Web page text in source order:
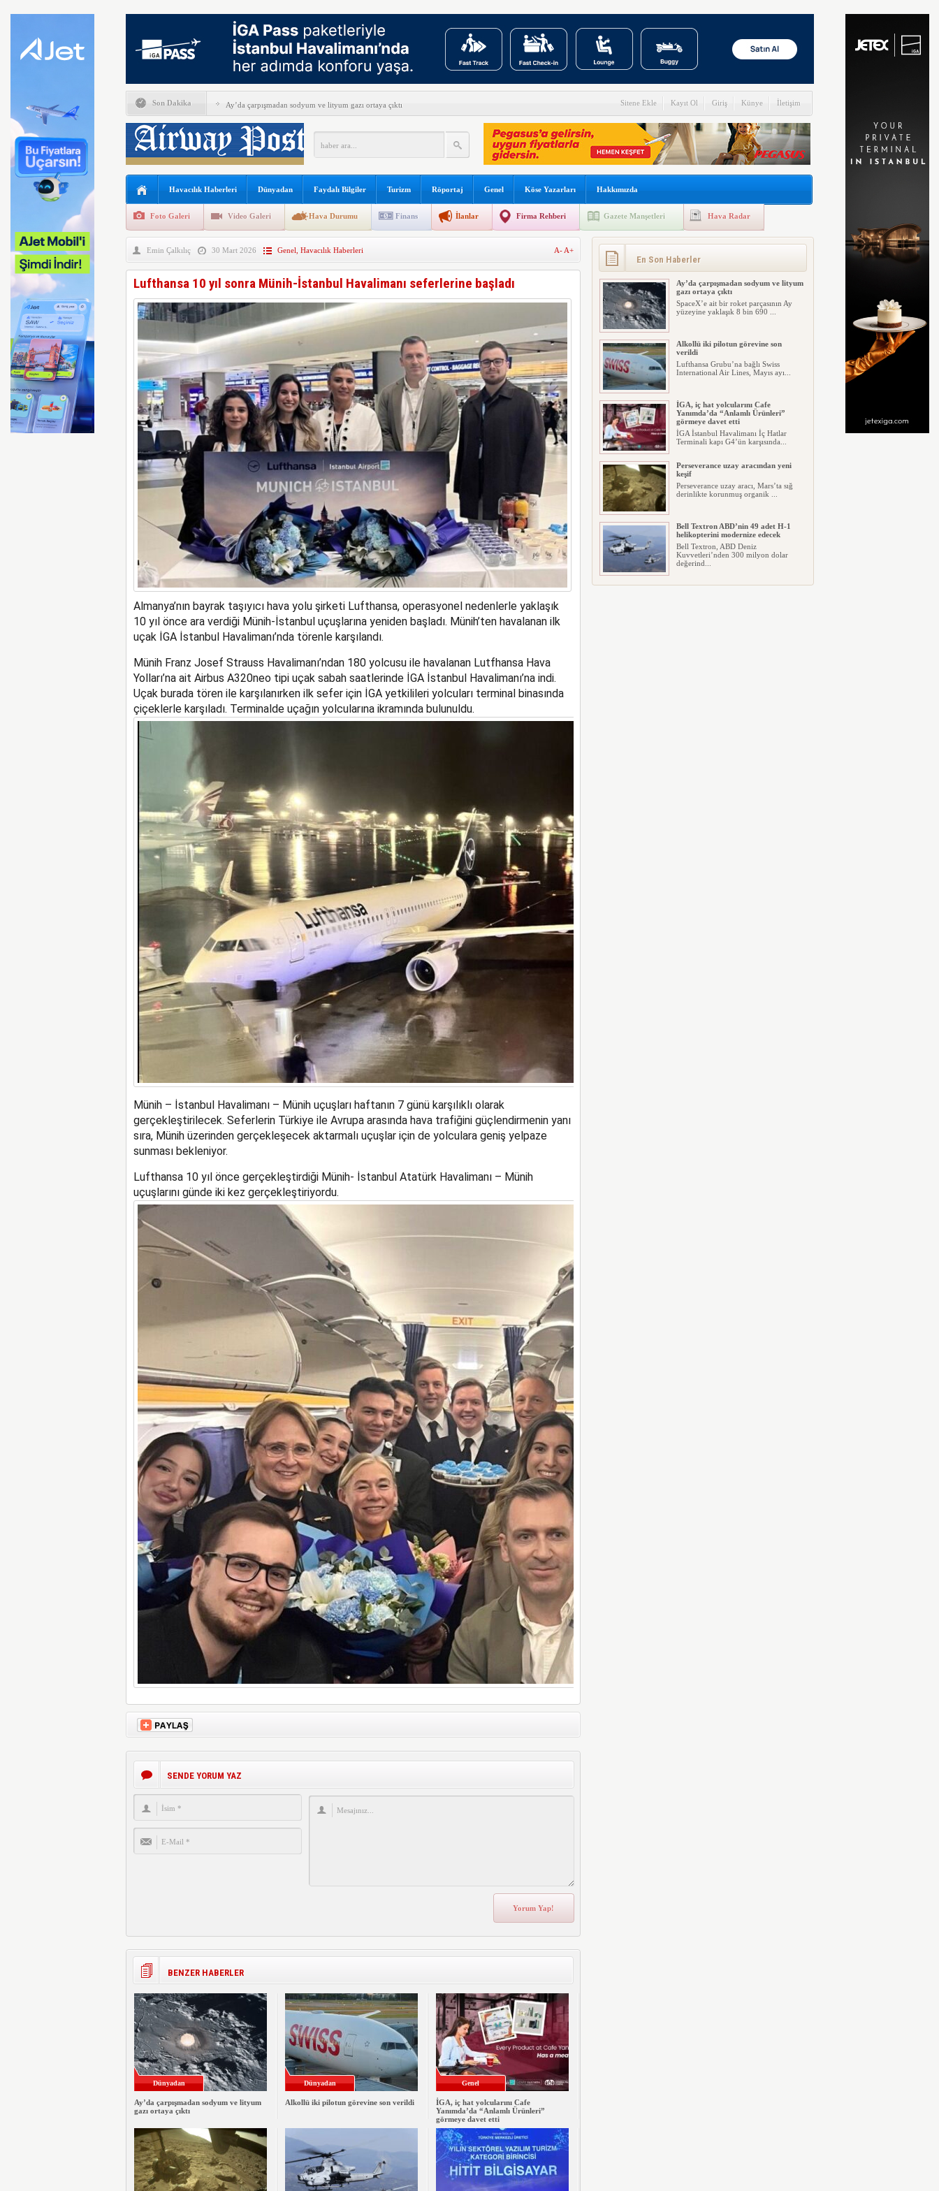
Son Dakika Ay’da çarpışmadan sodyum ve lityum gazı ortaya çıktı
Alkollü iki pilotun görevine son verildi
İGA, iç hat yolcularını Cafe Yanımda’da “Anlamlı Ürünleri” görmeye davet etti
Perseverance uzay aracından yeni keşif
Bell Textron ABD’nin 49 adet H-1 helikopterini modernize edecek
İberia Havayolu 12 Ağustos’ta özel uçuş yapacak
SpaceX ilk çeyrek verlerini açıkladı
EasyJet kabin memurları greve gidiyor
FAA Marine One helikopterine soruşturma başlattı
Sitene Ekle Kayıt Ol Giriş Künye İletişim
Havacılık Haberleri Dünyadan Faydalı Bilgiler Turizm Röportaj Genel Köse Yazarları Hakkımızda
Foto Galeri Video Galeri Hava Durumu Finans İlanlar Firma Rehberi Gazete Manşetleri Hava Radar
Emin Çalkılıç 30 Mart 2026 Genel Havacılık Haberleri A- A+
Lufthansa 10 yıl sonra Münih-İstanbul Havalimanı seferlerine başladı
Almanya’nın bayrak taşıyıcı hava yolu şirketi Lufthansa, operasyonel nedenlerle yaklaşık
10 yıl önce ara verdiği Münih-İstanbul uçuşlarına yeniden başladı. Münih’ten havalanan ilk
uçak İGA İstanbul Havalimanı’nda törenle karşılandı.
Münih Franz Josef Strauss Havalimanı’ndan 180 yolcusu ile havalanan Lutfhansa Hava
Yolları’na ait Airbus A320neo tipi uçak sabah saatlerinde İGA İstanbul Havalimanı’na indi.
Uçak burada tören ile karşılanırken ilk sefer için İGA yetkilileri yolcuları terminal binasında
çiçeklerle karşıladı. Terminalde uçağın yolcularına ikramında bulunuldu.
Münih – İstanbul Havalimanı – Münih uçuşları haftanın 7 günü karşılıklı olarak
gerçekleştirilecek. Seferlerin Türkiye ile Avrupa arasında hava trafiğini güçlendirmenin yanı
sıra, Münih üzerinden gerçekleşecek aktarmalı uçuşlar için de yolculara geniş yelpaze
sunması bekleniyor.
Lufthansa 10 yıl önce gerçekleştirdiği Münih- İstanbul Atatürk Havalimanı – Münih
uçuşlarını günde iki kez gerçekleştiriyordu.
SENDE YORUM YAZ
BENZER HABERLER
Dünyadan
Ay’da çarpışmadan sodyum ve lityum
gazı ortaya çıktı
Dünyadan
Alkollü iki pilotun görevine son verildi
Genel
İGA, iç hat yolcularını Cafe
Yanımda’da “Anlamlı Ürünleri”
görmeye davet etti
En Son Haberler
Ay’da çarpışmadan sodyum ve lityum
gazı ortaya çıktı
SpaceX’e ait bir roket parçasının Ay
yüzeyine yaklaşık 8 bin 690 ...
Alkollü iki pilotun görevine son
verildi
Lufthansa Grubu’na bağlı Swiss
International Air Lines, Mayıs ayı...
İGA, iç hat yolcularını Cafe
Yanımda’da “Anlamlı Ürünleri”
görmeye davet etti
İGA İstanbul Havalimanı İç Hatlar
Terminali kapı G4’ün karşısında...
Perseverance uzay aracından yeni
keşif
Perseverance uzay aracı, Mars’ta sığ
derinlikte korunmuş organik ...
Bell Textron ABD’nin 49 adet H-1
helikopterini modernize edecek
Bell Textron, ABD Deniz
Kuvvetleri’nden 300 milyon dolar
değerind...
Hitit Bilişim 500’de Sektörel Yazılım